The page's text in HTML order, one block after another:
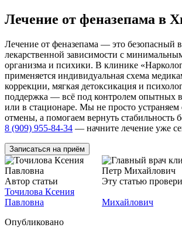
Лечение от феназепама в
Лечение от феназепама — это безопасный
лекарственной зависимости с
организма и психики. В клинике
применяется индивидуальная схема
коррекции, мягкая детоксикация и
поддержка — всё под контролем опытных
или в стационаре. Мы не просто
отмены, а помогаем вернуть стабильность
8 (909) 955-84-34 — начните лечение уже
Записаться на приём
Автор статьи
Точилова Ксения
Павловна
Эту статью
Михайлович
Опубликовано